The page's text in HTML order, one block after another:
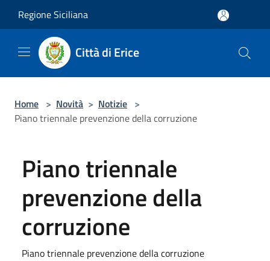
Regione Siciliana
Città di Erice
Home > Novità > Notizie >
Piano triennale prevenzione della corruzione
Piano triennale
prevenzione della
corruzione
Piano triennale prevenzione della corruzione